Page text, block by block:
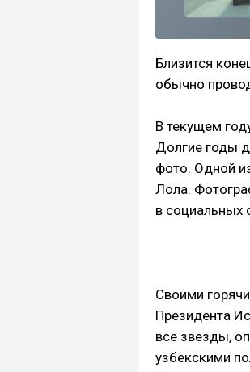
Близится
обычно
В текущем
Долгие годы
фото. Одной
Лола.
в социальных
Своими
Президента
все звезды,
узбекскими